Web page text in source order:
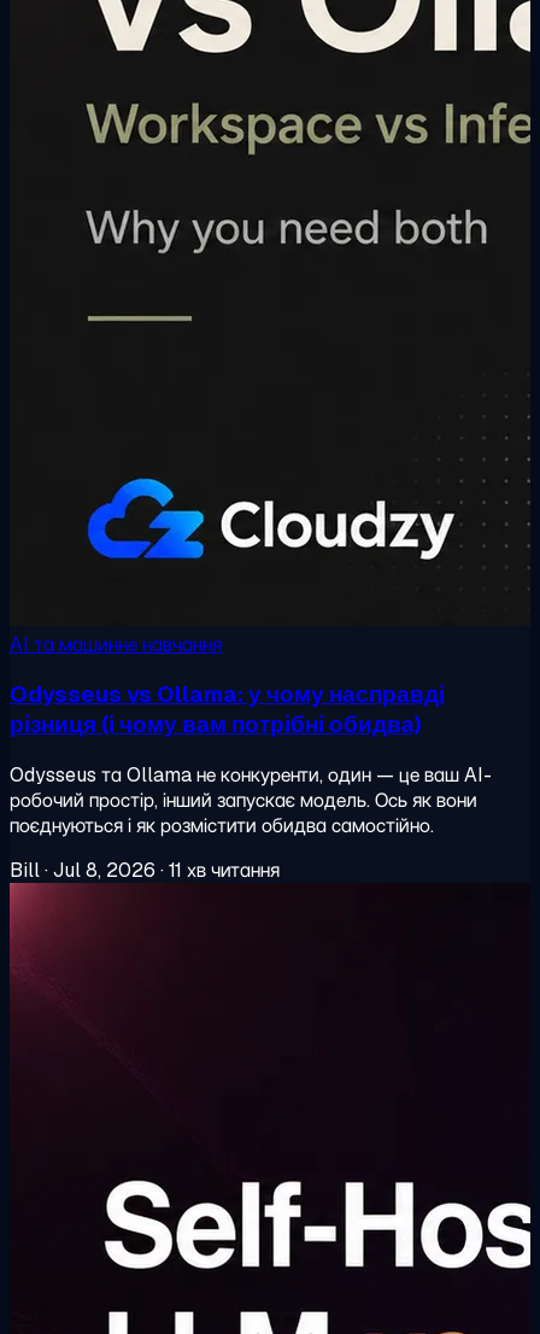
AI та машинне навчання
Odysseus vs Ollama: у чому насправді
різниця (і чому вам потрібні обидва)
Odysseus та Ollama не конкуренти, один — це ваш AI-
робочий простір, інший запускає модель. Ось як вони
поєднуються і як розмістити обидва самостійно.
Bill·Jul 8, 2026 ·11 хв читання